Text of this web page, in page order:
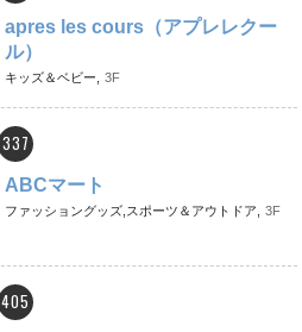
apres les cours（アプレレクー
ル）
キッズ＆ベビー, 3F
337
ABCマート
ファッショングッズ,スポーツ＆アウトドア, 3F
405